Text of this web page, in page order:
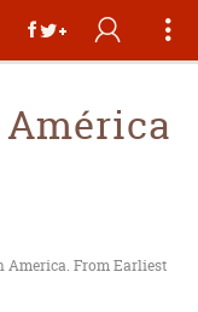
America. From Earliest